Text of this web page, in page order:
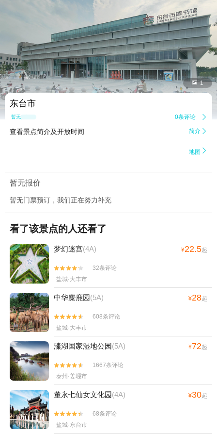
 1
东台市
暂无点评 0条评论 
查看景点简介及开放时间 简介 
地图 
暂无报价
暂无门票预订，我们正在努力补充
看了该景点的人还看了
梦幻迷宫(4A) ¥22.5起


32条评论
盐城·大丰市
中华麋鹿园(5A) ¥28起


608条评论
盐城·大丰市
溱湖国家湿地公园(5A) ¥72起


1667条评论
泰州·姜堰市
董永七仙女文化园(4A) ¥30起


68条评论
盐城·东台市